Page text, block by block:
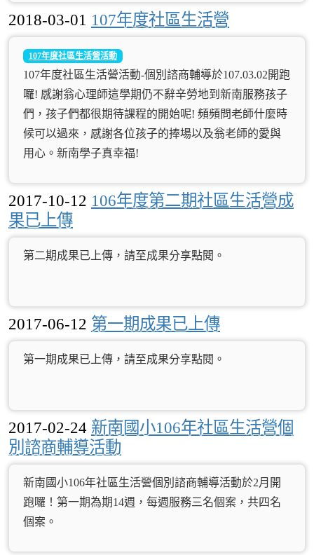
2018-03-01 107年度社區生活營
107年度社區生活營活動
107年度社區生活營活動-個別諮商輔導於107.03.02開跑
囉! 感謝翁心理師這學期仍不辭辛勞地到新南服務孩子
們，孩子們都很期待課程的開始呢! 頻頻問老師什麼時
候可以過來，感謝各位孩子的捧場以及翁老師的愛與
用心。新南學子真幸福!
2017-10-12 106年度第二期社區生活營成
果已上傳
第二期成果已上傳，請至成果分享點閱。
2017-06-12 第一期成果已上傳
第一期成果已上傳，請至成果分享點閱。
2017-02-24 新南國小106年社區生活營個
別諮商輔導活動
新南國小106年社區生活營個別諮商輔導活動於2月開
跑囉！第一期為期14週，每週服務三名個案，共四名
個案。